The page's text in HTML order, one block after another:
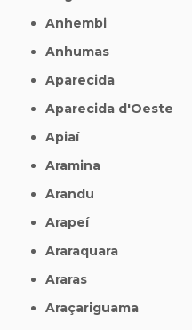
Anhembi
Anhumas
Aparecida
Aparecida d'Oeste
Apiaí
Aramina
Arandu
Arapeí
Araraquara
Araras
Araçariguama